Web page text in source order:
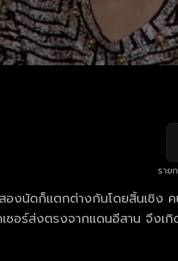
ราย
งนัดก็แตกต่างกันโดยสิ้นเชิง ค
ซอร์ส่งตรงจากแดนอีสาน จึงเกิ
ปด้วยน้ำใจ